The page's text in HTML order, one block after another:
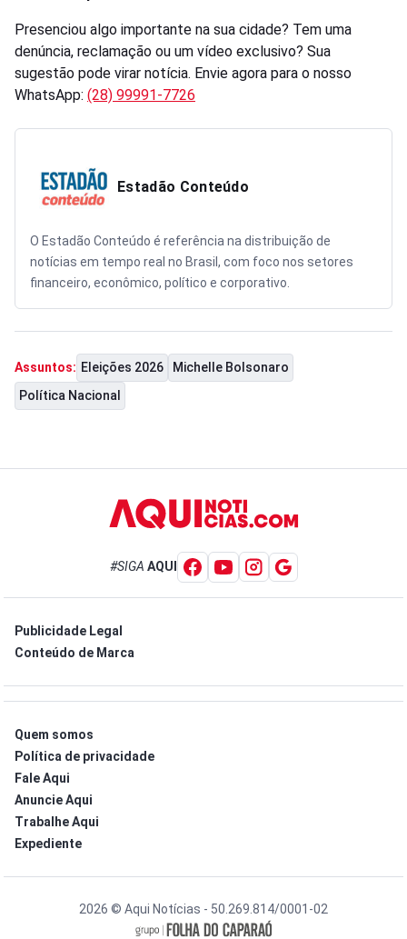
Presenciou algo importante na sua cidade? Tem uma
denúncia, reclamação ou um vídeo exclusivo? Sua
sugestão pode virar notícia. Envie agora para o nosso
WhatsApp: (28) 99991-7726
Estadão Conteúdo
O Estadão Conteúdo é referência na distribuição de
notícias em tempo real no Brasil, com foco nos setores
financeiro, econômico, político e corporativo.
Assuntos: Eleições 2026
Michelle Bolsonaro
Política Nacional
#SIGA AQUI
Publicidade Legal
Conteúdo de Marca
Quem somos
Política de privacidade
Fale Aqui
Anuncie Aqui
Trabalhe Aqui
Expediente
2026 © Aqui Notícias - 50.269.814/0001-02